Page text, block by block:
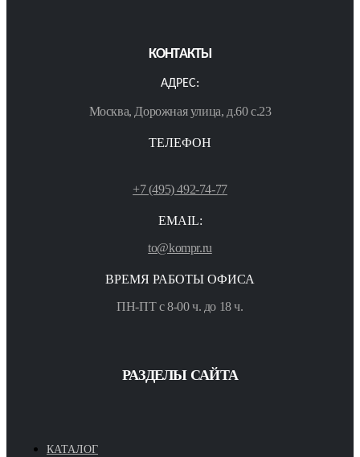
КОНТАКТЫ
АДРЕС:
Москва, Дорожная улица, д.60 с.23
ТЕЛЕФОН
+7 (495) 492-74-77
EMAIL:
to@kompr.ru
ВРЕМЯ РАБОТЫ ОФИСА
ПН-ПТ с 8-00 ч. до 18 ч.
РАЗДЕЛЫ САЙТА
КАТАЛОГ